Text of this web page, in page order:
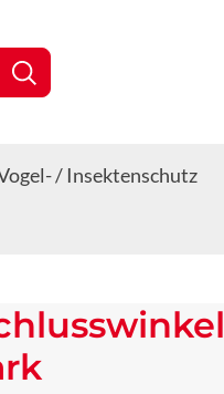
/ Insektenschutz